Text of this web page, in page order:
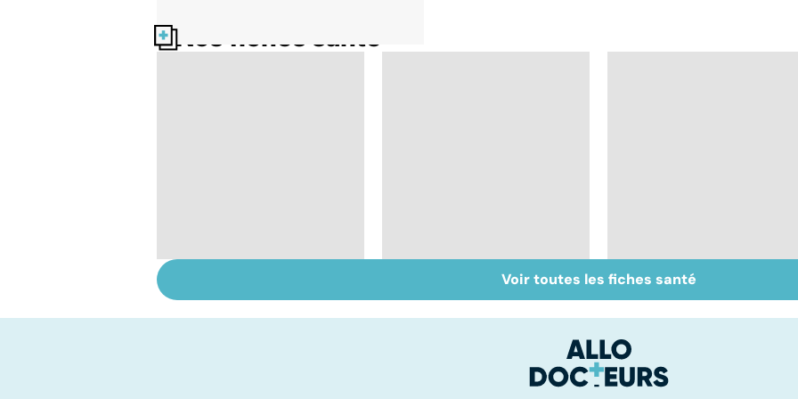
Nos fiches santé
infections
La tuberculose
pulmonaire
La tuberculose, une
maladie qui résiste
Voir toutes les fiches santé